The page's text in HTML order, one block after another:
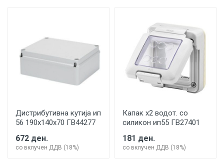
Дистрибутивна кутија ип
56 190х140х70 ГВ44277
672 ден.
со вклучен ДДВ (18%)
Капак х2 водот. со
силикон ип55 ГВ27401
181 ден.
со вклучен ДДВ (18%)